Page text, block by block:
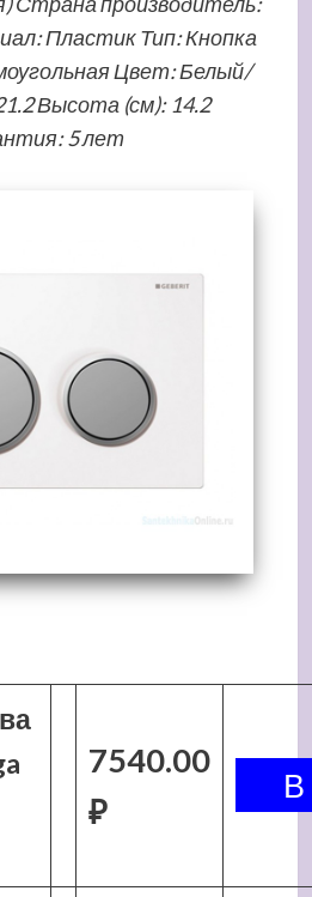
Пластик Тип: Кнопка
Цвет: Белый/
Высота (см): 14.2
5 лет
7540.00
₽